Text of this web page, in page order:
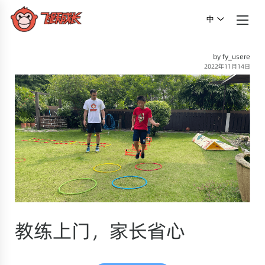
中
by fy_usere
2022年11月14日
教练上门，家长省心